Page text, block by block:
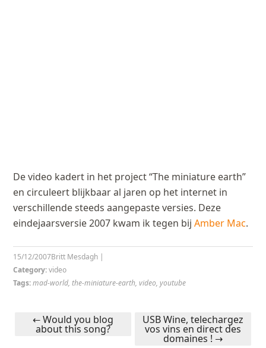
De video kadert in het project “The miniature earth”
en circuleert blijkbaar al jaren op het internet in
verschillende steeds aangepaste versies. Deze
eindejaarsversie 2007 kwam ik tegen bijAmber Mac.
Britt Mesdagh |
15/12/2007
Category:video
Tags:mad-world,the-miniature-earth,video,youtube
Post navigation
←Would you blog
about this song?
USB Wine, telechargez
vos vins en direct des
domaines ! →